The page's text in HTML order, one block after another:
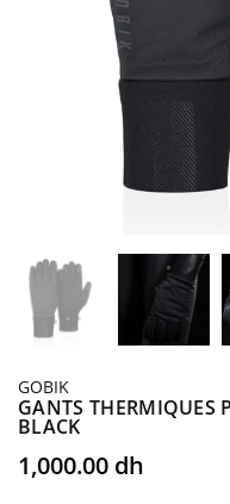
GOBIK
GANTS THERMIQUES
BLACK
Prix
régulier
1,000.00 dh